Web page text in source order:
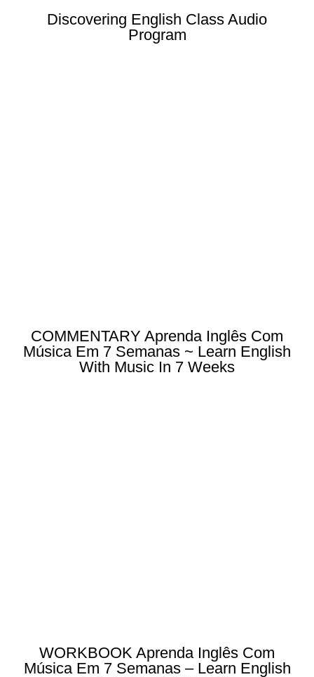
Discovering English Class Audio
Program
COMMENTARY Aprenda Inglês Com
Música Em 7 Semanas ~ Learn English
With Music In 7 Weeks
WORKBOOK Aprenda Inglês Com
Música Em 7 Semanas – Learn English